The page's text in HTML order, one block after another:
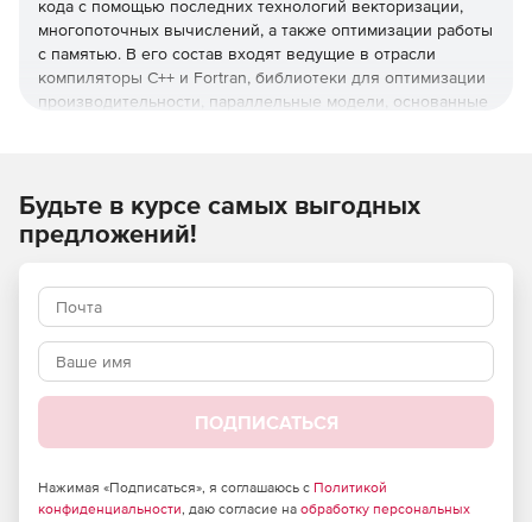
кода с помощью последних технологий векторизации,
многопоточных вычислений, а также оптимизации работы
с памятью. В его состав входят ведущие в отрасли
компиляторы С++ и Fortran, библиотеки для оптимизации
производительности, параллельные модели, основанные
который эффективно масштабируется на нынешних и
будущих платформах Intel.
включает компиляторы Intel C++ и Fortran,
высокопроизводительные библиотеки, параллельные
модели и Intel Distribution для Python.
Разработка высокопроизводительных приложений
помощью ведущих в отрасли компиляторов С++ и
Ускорение разработки благодаря параллельным
Будьте в курсе самых выгодных
предложений!
ПОДПИСАТЬСЯ
Нажимая «Подписаться», я соглашаюсь с Политикой
конфиденциальности, даю согласие на обработку персональных